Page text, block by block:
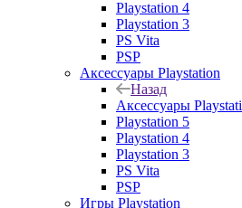
Playstation 4
Playstation 3
PS Vita
PSP
Аксессуары Playstation
Назад
Аксессуары
Playstation 5
Playstation 4
Playstation 3
PS Vita
PSP
Игры Playstation